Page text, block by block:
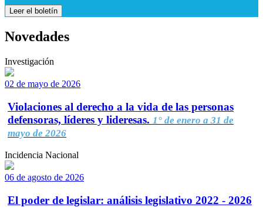
Leer el boletín
Novedades
Investigación
02 de mayo de 2026
Violaciones al derecho a la vida de las personas
defensoras, líderes y lideresas. 1° de enero a 31 de
mayo de 2026
Incidencia Nacional
06 de agosto de 2026
El poder de legislar: análisis legislativo 2022 - 2026